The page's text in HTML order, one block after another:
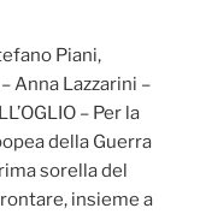
Piani,
Anna Lazzarini –
– Per la
della Guerra
sorella del
insieme a